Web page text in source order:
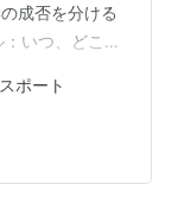
成否を分ける
いつ、どこ
章】直行便 vs
選択 【第4
空会社）は本
物超過料金を1
ポート